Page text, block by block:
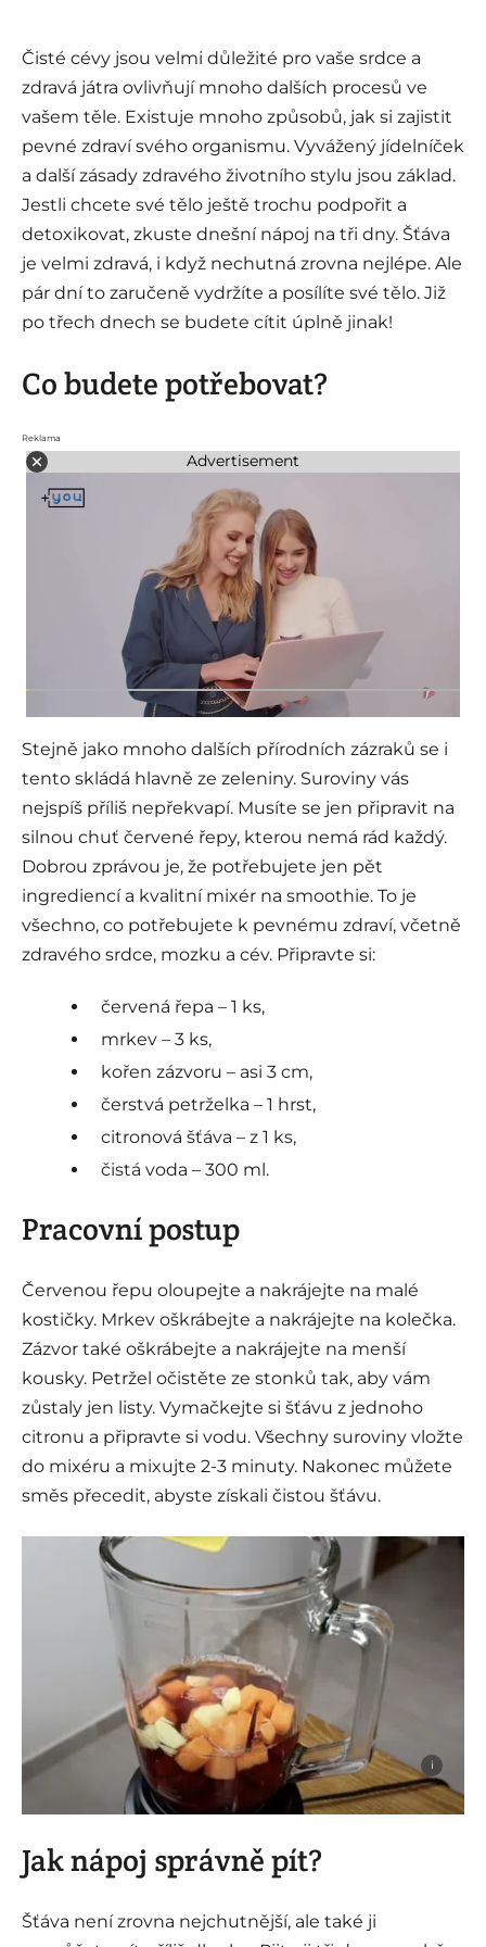
Čisté cévy jsou velmi důležité pro vaše srdce a
zdravá játra ovlivňují mnoho dalších procesů ve
vašem těle. Existuje mnoho způsobů, jak si zajistit
pevné zdraví svého organismu. Vyvážený jídelníček
a další zásady zdravého životního stylu jsou základ.
Jestli chcete své tělo ještě trochu podpořit a
detoxikovat, zkuste dnešní nápoj na tři dny. Šťáva
je velmi zdravá, i když nechutná zrovna nejlépe. Ale
pár dní to zaručeně vydržíte a posílíte své tělo. Již
po třech dnech se budete cítit úplně jinak!
Co budete potřebovat?
Reklama
Advertisement
Stejně jako mnoho dalších přírodních zázraků se i
tento skládá hlavně ze zeleniny. Suroviny vás
nejspíš příliš nepřekvapí. Musíte se jen připravit na
silnou chuť červené řepy, kterou nemá rád každý.
Dobrou zprávou je, že potřebujete jen pět
ingrediencí a kvalitní mixér na smoothie. To je
všechno, co potřebujete k pevnému zdraví, včetně
zdravého srdce, mozku a cév. Připravte si:
červená řepa – 1 ks,
mrkev – 3 ks,
kořen zázvoru – asi 3 cm,
čerstvá petrželka – 1 hrst,
citronová šťáva – z 1 ks,
čistá voda – 300 ml.
Pracovní postup
Červenou řepu oloupejte a nakrájejte na malé
kostičky. Mrkev oškrábejte a nakrájejte na kolečka.
Zázvor také oškrábejte a nakrájejte na menší
kousky. Petržel očistěte ze stonků tak, aby vám
zůstaly jen listy. Vymačkejte si šťávu z jednoho
citronu a připravte si vodu. Všechny suroviny vložte
do mixéru a mixujte 2-3 minuty. Nakonec můžete
směs přecedit, abyste získali čistou šťávu.
i
Jak nápoj správně pít?
Šťáva není zrovna nejchutnější, ale také ji